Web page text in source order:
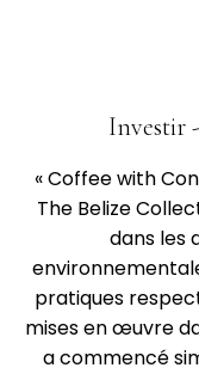
Investir
« Coffee with
The Belize
dans les
pratiques
mises en œuvre
a commencé